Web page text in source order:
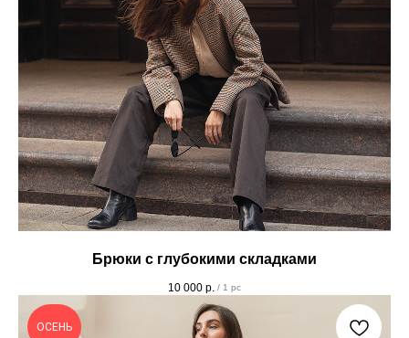
Брюки с глубокими складками
10 000 р. / 1 pc
ОСЕНЬ